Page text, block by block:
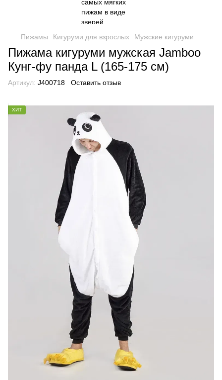
Пижамы Кигуруми для взрослых Мужские кигуруми
Пижама кигуруми мужская Jamboo
Кунг-фу панда L (165-175 см)
Артикул: J400718 Оставить отзыв
ХИТ